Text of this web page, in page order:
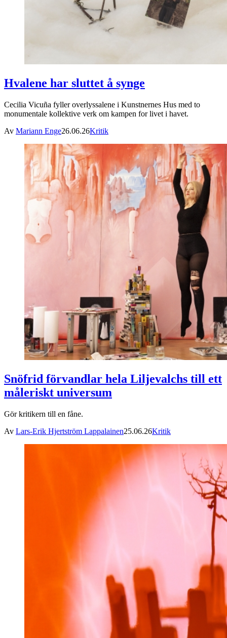
Hvalene har sluttet å synge
Cecilia Vicuña fyller overlyssalene i Kunstnernes Hus med to
monumentale kollektive verk om kampen for livet i havet.
Av Mariann Enge26.06.26Kritik
Snöfrid förvandlar hela Liljevalchs till ett
måleriskt universum
Gör kritikern till en fåne.
Av Lars-Erik Hjertström Lappalainen25.06.26Kritik